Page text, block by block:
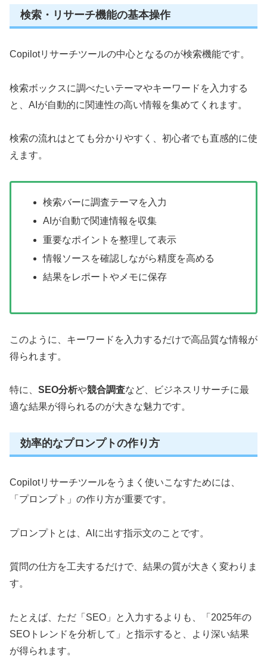
検索・リサーチ機能の基本操作
Copilotリサーチツールの中心となるのが検索機能です。
検索ボックスに調べたいテーマやキーワードを入力する
と、AIが自動的に関連性の高い情報を集めてくれます。
検索の流れはとても分かりやすく、初心者でも直感的に使
えます。
検索バーに調査テーマを入力
AIが自動で関連情報を収集
重要なポイントを整理して表示
情報ソースを確認しながら精度を高める
結果をレポートやメモに保存
このように、キーワードを入力するだけで高品質な情報が
得られます。
特に、 SEO分析や競合調査など、ビジネスリサーチに最
適な結果が得られるのが大きな魅力です。
効率的なプロンプトの作り方
Copilotリサーチツールをうまく使いこなすためには、
「プロンプト」の作り方が重要です。
プロンプトとは、AIに出す指示文のことです。
質問の仕方を工夫するだけで、結果の質が大きく変わりま
す。
たとえば、ただ「SEO」と入力するよりも、「2025年の
SEOトレンドを分析して」と指示すると、より深い結果
が得られます。